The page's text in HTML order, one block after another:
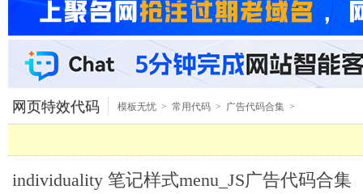
网页特效代码 模板无忧 > 常用代码 > 广告代码合集 >
individuality 笔记样式menu_JS广告代码合集